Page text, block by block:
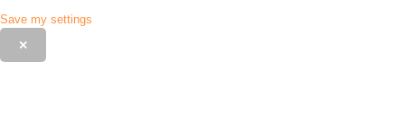
Save my settings
✕